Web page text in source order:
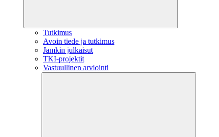
Tutkimus
Avoin tiede ja tutkimus
Jamkin julkaisut
TKI-projektit
Vastuullinen arviointi